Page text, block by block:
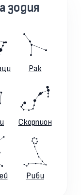
зодия
Рак
Скорпион
Риби